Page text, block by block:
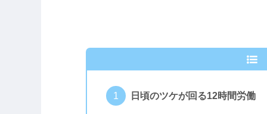
日頃のツケが回る12時間労働